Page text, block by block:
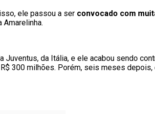
ele passou a ser convocado com
Amarelinha.
Juventus, da Itália, e ele acabou sendo
300 milhões. Porém, seis meses